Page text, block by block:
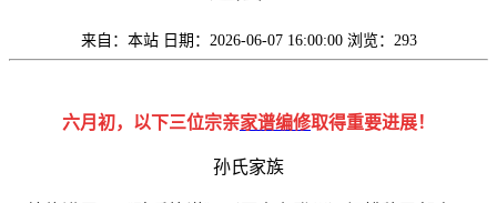
来自：本站 日期：2026-06-07 16:00:00 浏览：293
六月初，以下三位宗亲家谱编修取得重要进展！
孙氏家族